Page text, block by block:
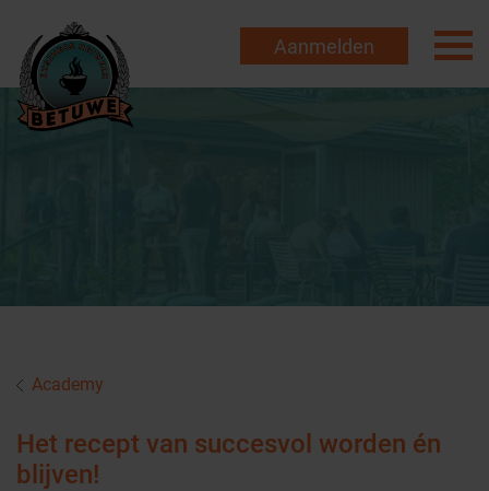
Aanmelden
Academy
Het recept van succesvol worden én
blijven!